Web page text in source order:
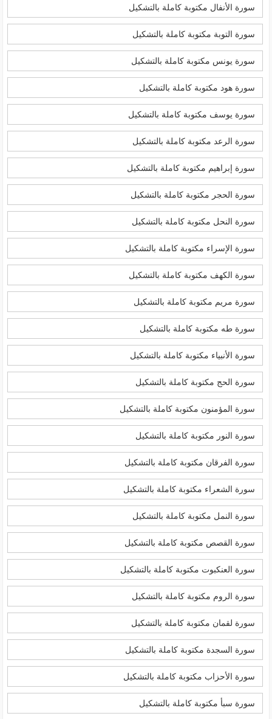
سورة الأنفال مكتوبة كاملة بالتشكيل
سورة التوبة مكتوبة كاملة بالتشكيل
سورة يونس مكتوبة كاملة بالتشكيل
سورة هود مكتوبة كاملة بالتشكيل
سورة يوسف مكتوبة كاملة بالتشكيل
سورة الرعد مكتوبة كاملة بالتشكيل
سورة إبراهيم مكتوبة كاملة بالتشكيل
سورة الحجر مكتوبة كاملة بالتشكيل
سورة النحل مكتوبة كاملة بالتشكيل
سورة الإسراء مكتوبة كاملة بالتشكيل
سورة الكهف مكتوبة كاملة بالتشكيل
سورة مريم مكتوبة كاملة بالتشكيل
سورة طه مكتوبة كاملة بالتشكيل
سورة الأنبياء مكتوبة كاملة بالتشكيل
سورة الحج مكتوبة كاملة بالتشكيل
سورة المؤمنون مكتوبة كاملة بالتشكيل
سورة النور مكتوبة كاملة بالتشكيل
سورة الفرقان مكتوبة كاملة بالتشكيل
سورة الشعراء مكتوبة كاملة بالتشكيل
سورة النمل مكتوبة كاملة بالتشكيل
سورة القصص مكتوبة كاملة بالتشكيل
سورة العنكبوت مكتوبة كاملة بالتشكيل
سورة الروم مكتوبة كاملة بالتشكيل
سورة لقمان مكتوبة كاملة بالتشكيل
سورة السجدة مكتوبة كاملة بالتشكيل
سورة الأحزاب مكتوبة كاملة بالتشكيل
سورة سبأ مكتوبة كاملة بالتشكيل